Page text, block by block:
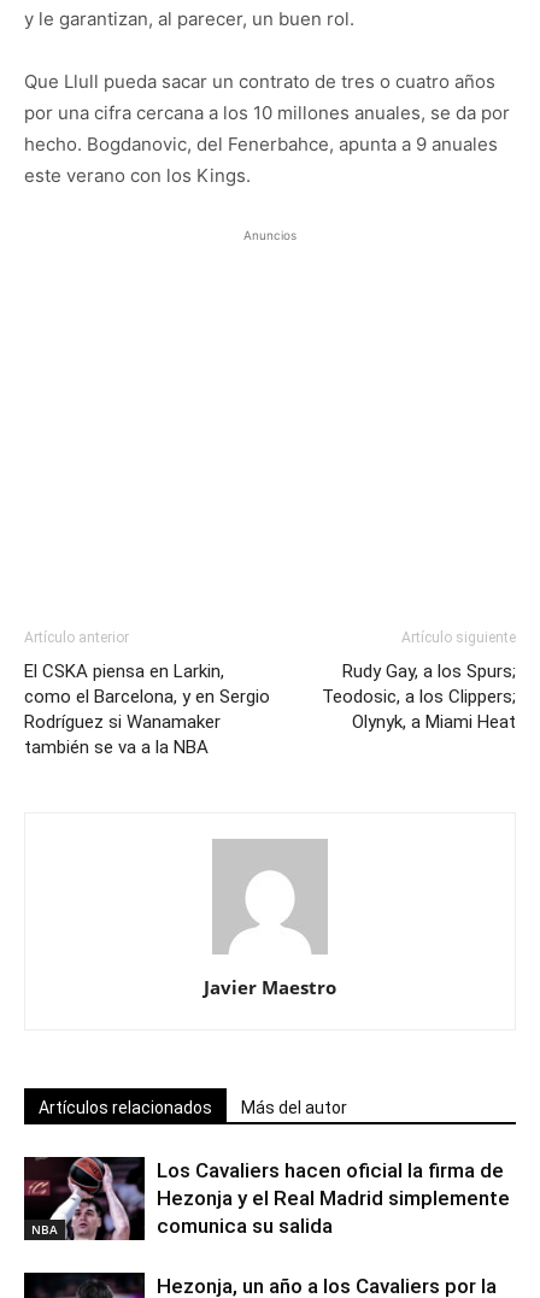
y le garantizan, al parecer, un buen rol.
Que Llull pueda sacar un contrato de tres o cuatro años
por una cifra cercana a los 10 millones anuales, se da por
hecho. Bogdanovic, del Fenerbahce, apunta a 9 anuales
este verano con los Kings.
Anuncios
Artículo anterior
El CSKA piensa en Larkin,
como el Barcelona, y en Sergio
Rodríguez si Wanamaker
también se va a la NBA
Artículo siguiente
Rudy Gay, a los Spurs;
Teodosic, a los Clippers;
Olynyk, a Miami Heat
Javier Maestro
Artículos relacionados Más del autor
NBA
Los Cavaliers hacen oficial la firma de
Hezonja y el Real Madrid simplemente
comunica su salida
Hezonja, un año a los Cavaliers por la